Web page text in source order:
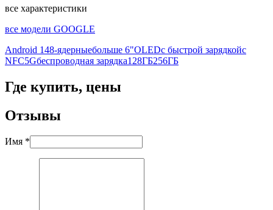
все характеристики
все модели GOOGLE
Android 148-ядерныебольше 6"OLEDс быстрой зарядкойс
NFC5Gбеспроводная зарядка128ГБ256ГБ
Где купить, цены
Отзывы
Имя *